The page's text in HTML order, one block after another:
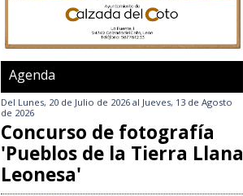
Agenda
Del Lunes, 20 de Julio de 2026 al Jueves, 13 de Agosto
de 2026
Concurso de fotografía
'Pueblos de la Tierra Llana
Leonesa'